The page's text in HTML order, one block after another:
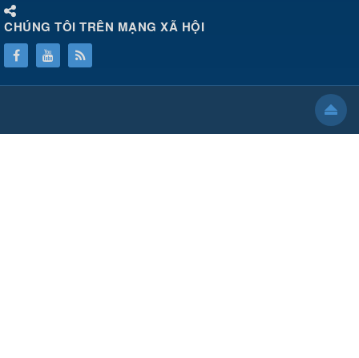
CHÚNG TÔI TRÊN MẠNG XÃ HỘI